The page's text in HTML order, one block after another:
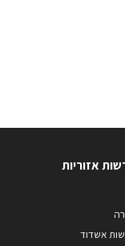
אזוריות
אשדוד